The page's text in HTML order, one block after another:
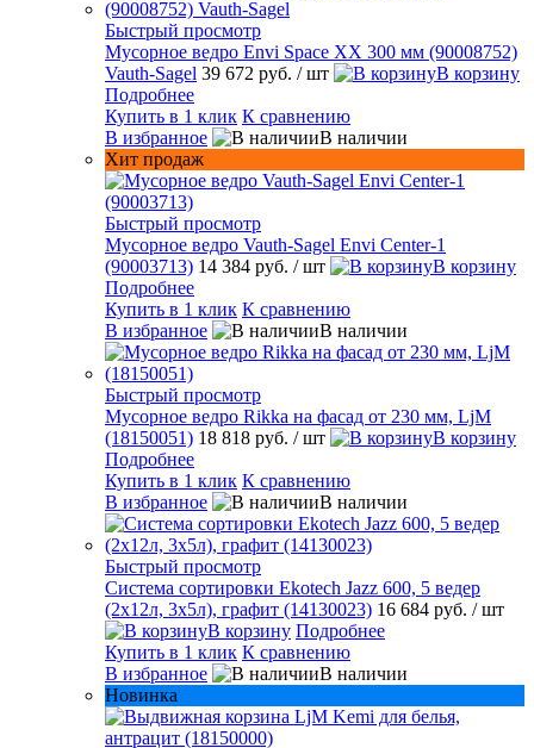
Быстрый просмотр
Мусорное ведро Envi Space XX 300 мм (90008752)
Vauth-Sagel 39 672 руб. / шт
В корзину
Подробнее
Купить в 1 клик К сравнению
В избранное
В наличии
Хит продаж
Быстрый просмотр
Мусорное ведро Vauth-Sagel Envi Center-1
(90003713) 14 384 руб. / шт
В корзину
Подробнее
Купить в 1 клик К сравнению
В избранное
В наличии
Быстрый просмотр
Мусорное ведро Rikka на фасад от 230 мм, LjM
(18150051) 18 818 руб. / шт
В корзину
Подробнее
Купить в 1 клик К сравнению
В избранное
В наличии
Быстрый просмотр
Система сортировки Ekotech Jazz 600, 5 ведер
(2х12л, 3х5л), графит (14130023) 16 684 руб. / шт
В корзину Подробнее
Купить в 1 клик К сравнению
В избранное
В наличии
Новинка